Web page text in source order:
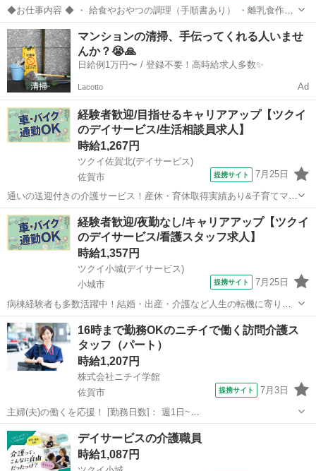
◆お仕事内容 ◆ ・ 給食やおやつの調理（手順書あり） ・離乳食作り
・日々の記録 ・調理室の清掃、消毒 嬉しい日勤のみ★保育園で調理の
オシゴトをしませんか？ 【履歴書不要】来社不要♪ お気軽にご応募く
ださい☆彡 【応...
佐賀 唐津市
マンションの清掃、手伝ってくれる人いませ
んか？😭🙏
日給例1万円〜 / 登録不要！高時給求人多数✨
Lacotto Ad
経験者歓迎/目指せるキャリアアップ【ツクイ
のデイサービス/生活相談員求人】
時給1,267円
ツクイ佐賀北(デイサービス)
佐賀市
提携サイト 7月25日
通いの送迎付きの介護サービス！産休・育休取得実績あり&子育てママ
在籍中！ライフイベントにも柔軟に対応しています。 ★☆ 働きやすい
メリット多数 ★☆ ＼＼サービス・職種の魅力／／ 生活相談員はサー
ビスの質の向上における重...
佐賀 佐賀市 介護
経験者歓迎/夜勤なし/キャリアアップ【ツクイ
のデイサービス/看護スタッフ求人】
時給1,357円
ツクイ小城(デイサービス)
小城市
提携サイト 7月25日
病棟経験者も多数活躍中！結婚・出産・介護など人生の転機に寄り添
う柔軟な働き方を応援します。 ★☆ 働きやすいメリット多数 ★☆ ＼
＼サービス・職種の魅力／／ デイサービスでお客様の生活に寄り添
い、ゆっくりと時間をかけなが...
佐賀 小城市 介護
16時まで勤務OKのニチイで働く訪問介護ス
タッフ（パート）
時給1,207円
株式会社ニチイ学館
佐賀市
提携サイト 7月3日
主婦(夫)の働くを応援！ [勤務日数]： 週1日~
10:00~16:00/09:00~15:00/08:00~12:00/09:00~17:00/10:00~18:00 月/
火/水/木/金/土/日 などから選べます [...
佐賀 ケアマネージャー
デイサービスの介護職員
時給1,087円